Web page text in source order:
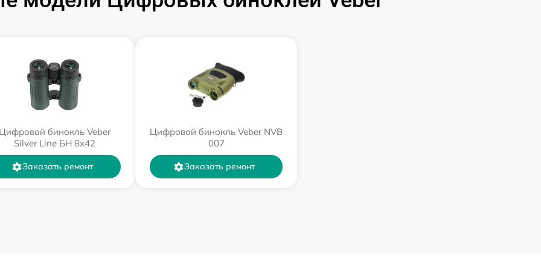
Цифровой бинокль Veber
Silver Line БН 8x42
Заказать ремонт
Цифровой бинокль Veber NVB
007
Заказать ремонт